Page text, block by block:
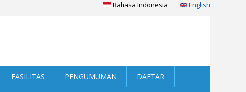
Bahasa Indonesia English
FASILITAS PENGUMUMAN DAFTAR